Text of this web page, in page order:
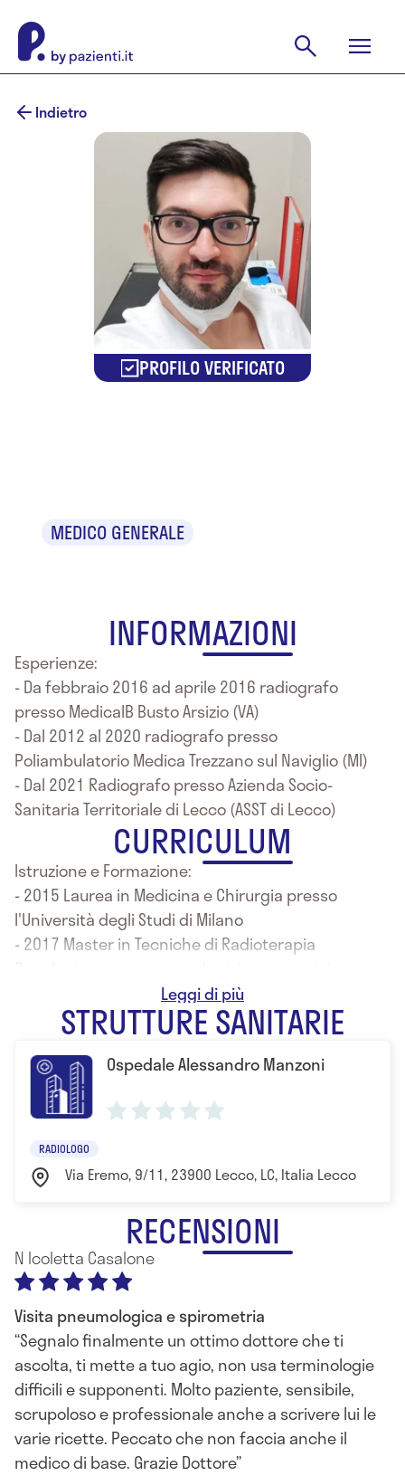
Indietro
PROFILO VERIFICATO
MEDICO GENERALE
INFORMAZIONI
Esperienze:
- Da febbraio 2016 ad aprile 2016 radiografo
presso MedicalB Busto Arsizio (VA)
- Dal 2012 al 2020 radiografo presso
Poliambulatorio Medica Trezzano sul Naviglio (MI)
- Dal 2021 Radiografo presso Azienda Socio-
Sanitaria Territoriale di Lecco (ASST di Lecco)
CURRICULUM
Istruzione e Formazione:
- 2015 Laurea in Medicina e Chirurgia presso
l'Università degli Studi di Milano
- 2017 Master in Tecniche di Radioterapia
dosimetrici presso Università degli Studi di Firenze
STRUTTURE SANITARIE
Ospedale Alessandro Manzoni
RADIOLOGO
Via Eremo, 9/11, 23900 Lecco, LC, Italia Lecco
RECENSIONI
N Icoletta Casalone
Visita pneumologica e spirometria
Segnalo finalmente un ottimo dottore che ti
ascolta, ti mette a tuo agio, non usa terminologie
difficili e supponenti. Molto paziente, sensibile,
scrupoloso e professionale anche a scrivere lui le
varie ricette. Peccato che non faccia anche il
medico di base. Grazie Dottore